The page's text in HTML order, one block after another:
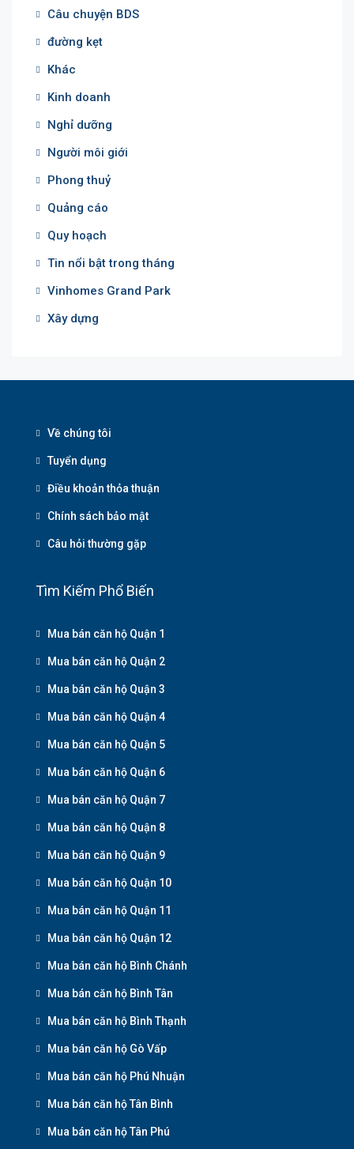
Câu chuyện BDS
đường kẹt
Khác
Kinh doanh
Nghỉ dưỡng
Người môi giới
Phong thuỷ
Quảng cáo
Quy hoạch
Tin nổi bật trong tháng
Vinhomes Grand Park
Xây dựng
Về chúng tôi
Tuyển dụng
Điều khoản thỏa thuận
Chính sách bảo mật
Câu hỏi thường gặp
Tìm Kiếm Phổ Biến
Mua bán căn hộ Quận 1
Mua bán căn hộ Quận 2
Mua bán căn hộ Quận 3
Mua bán căn hộ Quận 4
Mua bán căn hộ Quận 5
Mua bán căn hộ Quận 6
Mua bán căn hộ Quận 7
Mua bán căn hộ Quận 8
Mua bán căn hộ Quận 9
Mua bán căn hộ Quận 10
Mua bán căn hộ Quận 11
Mua bán căn hộ Quận 12
Mua bán căn hộ Bình Chánh
Mua bán căn hộ Bình Tân
Mua bán căn hộ Bình Thạnh
Mua bán căn hộ Gò Vấp
Mua bán căn hộ Phú Nhuận
Mua bán căn hộ Tân Bình
Mua bán căn hộ Tân Phú